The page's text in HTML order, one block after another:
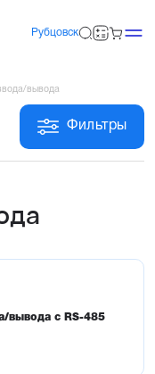
Рубцовск
вывода
Фильтры
вывода с RS-485